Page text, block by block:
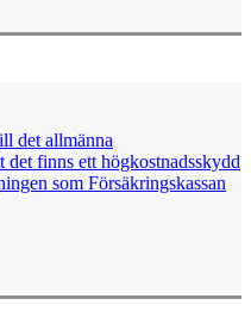
det allmänna
det finns ett högkostnadsskydd
som Försäkringskassan